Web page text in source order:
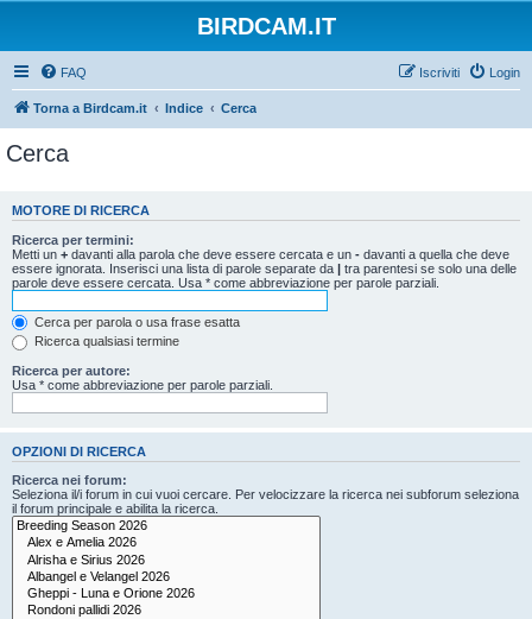
BIRDCAM.IT
FAQ Login
Iscriviti
Torna a Birdcam.it Indice Cerca
Cerca
MOTORE DI RICERCA
Ricerca per termini:
Metti un + davanti alla parola che deve essere cercata e un - davanti a quella che deve
essere ignorata. Inserisci una lista di parole separate da | tra parentesi se solo una delle
parole deve essere cercata. Usa * come abbreviazione per parole parziali.
Cerca per parola o usa frase esatta
Ricerca qualsiasi termine
Ricerca per autore:
Usa * come abbreviazione per parole parziali.
OPZIONI DI RICERCA
Ricerca nei forum:
Seleziona il/i forum in cui vuoi cercare. Per velocizzare la ricerca nei subforum seleziona
il forum principale e abilita la ricerca.